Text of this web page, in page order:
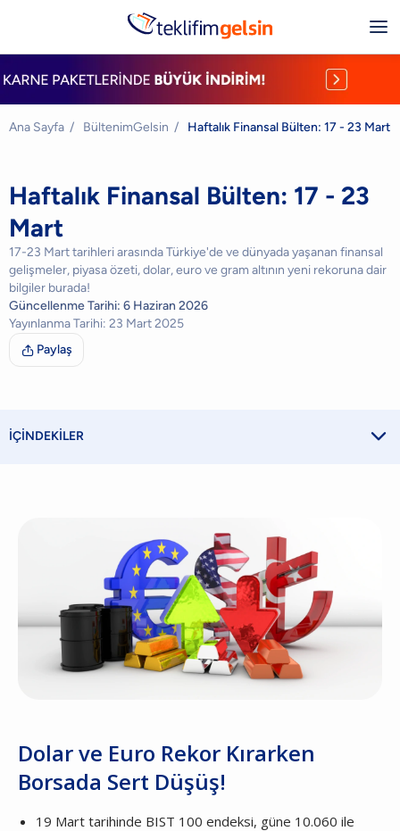
Ana Sayfa / BültenimGelsin / Haftalık Finansal Bülten: 17 - 23 Mart
Haftalık Finansal Bülten: 17 - 23
Mart
17-23 Mart tarihleri arasında Türkiye'de ve dünyada yaşanan finansal
gelişmeler, piyasa özeti, dolar, euro ve gram altının yeni rekoruna dair
bilgiler burada!
Güncellenme Tarihi: 6 Haziran 2026
Yayınlanma Tarihi: 23 Mart 2025
 Paylaş
İÇİNDEKİLER 
Dolar ve Euro Rekor Kırarken
Borsada Sert Düşüş!
19 Mart tarihinde BIST 100 endeksi, güne 10.060 ile